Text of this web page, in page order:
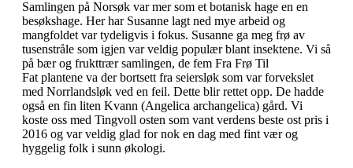
Samlingen på Norsøk var mer som et botanisk hage en en
besøkshage. Her har Susanne lagt ned mye arbeid og
mangfoldet var tydeligvis i fokus. Susanne ga meg frø av
tusenstråle som igjen var veldig populær blant insektene. Vi så
på bær og frukttrær samlingen, de fem Fra Frø Til
Fat plantene va der bortsett fra seiersløk som var forvekslet
med Norrlandsløk ved en feil. Dette blir rettet opp. De hadde
også en fin liten Kvann (Angelica archangelica) gård. Vi
koste oss med Tingvoll osten som vant verdens beste ost pris i
2016 og var veldig glad for nok en dag med fint vær og
hyggelig folk i sunn økologi.